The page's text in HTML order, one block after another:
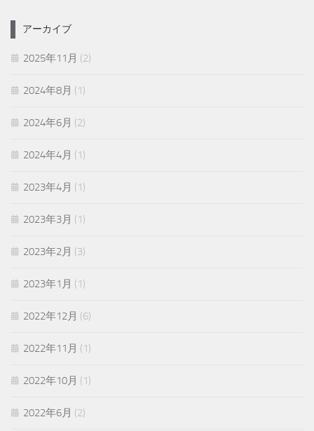
アーカイブ
2025年11月 (2)
2024年8月 (1)
2024年6月 (2)
2024年4月 (1)
2023年4月 (1)
2023年3月 (1)
2023年2月 (3)
2023年1月 (1)
2022年12月 (6)
2022年11月 (1)
2022年10月 (1)
2022年6月 (2)